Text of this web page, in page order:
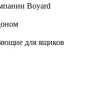
Boyard
для ящиков